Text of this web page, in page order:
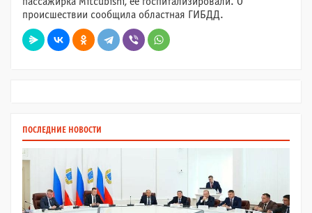
происшествии сообщила областная ГИБДД.
ПОСЛЕДНИЕ НОВОСТИ